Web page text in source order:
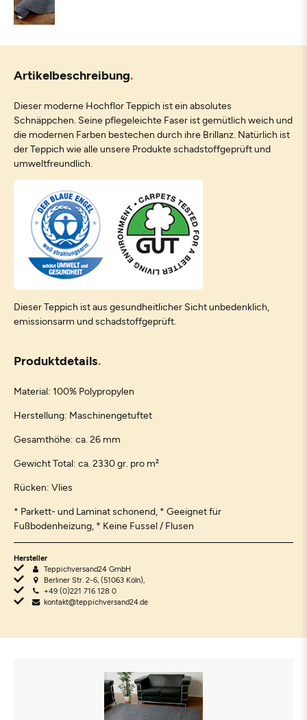
Artikelbeschreibung
Dieser moderne Hochflor Teppich ist ein absolutes
Schnäppchen. Seine pflegeleichte Faser ist gemütlich weich und
die modernen Farben bestechen durch ihre Brillanz. Natürlich ist
der Teppich wie alle unsere Produkte schadstoffgeprüft und
umweltfreundlich.
Dieser Teppich ist aus gesundheitlicher Sicht unbedenklich,
emissionsarm und schadstoffgeprüft.
Produktdetails
Material: 100% Polypropylen
Herstellung: Maschinengetuftet
Gesamthöhe: ca. 26 mm
Gewicht Total: ca. 2330 gr. pro m²
Rücken: Vlies
* Parkett- und Laminat schonend, * Geeignet für
Fußbodenheizung, * Keine Fussel / Flusen
Hersteller
Teppichversand24 GmbH
Berliner Str. 2-6, (51063 Köln),
+49 (0)221 716 128 0
kontakt@teppichversand24.de